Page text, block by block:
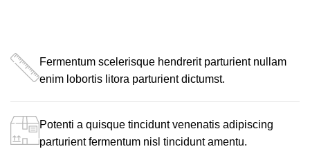
Fermentum scelerisque hendrerit parturient nullam
enim lobortis litora parturient dictumst.
Potenti a quisque tincidunt venenatis adipiscing
parturient fermentum nisl tinciduntamentu.